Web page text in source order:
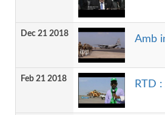
Dec 21 2018 Amb
Feb 21 2018 RTD